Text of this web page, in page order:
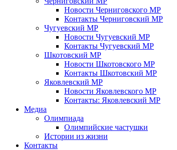
Новости Черниговского МР
Контакты Черниговский МР
Чугуевский МР
Новости Чугуевский МР
Контакты Чугуевский МР
Шкотовский МР
Новости Шкотовского МР
Контакты Шкотовский МР
Яковлевский МР
Новости Яковлевского МР
Контакты: Яковлевский МР
Медиа
Олимпиада
Олимпийские частушки
Истории из жизни
Контакты